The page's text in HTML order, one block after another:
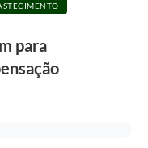
para